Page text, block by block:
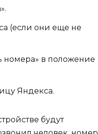
(если они еще не
номера» в положение
Яндекса.
будут